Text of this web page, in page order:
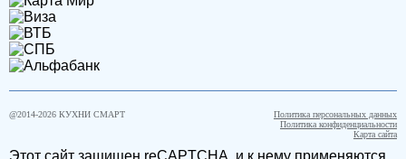
@2014-2026 КУХНИ СМАРТ
Политика персональных данных
Политика конфиденциальности
Карта сайта
Этот сайт защищен reCAPTCHA, и к нему применяются